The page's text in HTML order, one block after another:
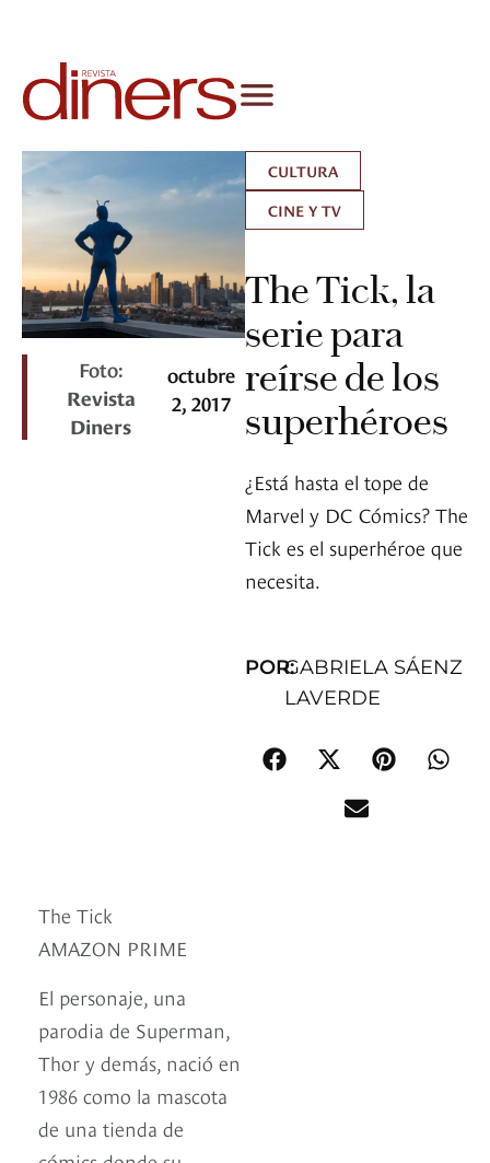
Foto:
Revista
Diners
octubre
2, 2017
CULTURA
CINE Y TV
The Tick, la
serie para
reírse de los
superhéroes
¿Está hasta el tope de
Marvel y DC Cómics? The
Tick es el superhéroe que
necesita.
POR:GABRIELA SÁENZ
LAVERDE
The Tick
AMAZON PRIME
El personaje, una
parodia de Superman,
Thor y demás, nació en
1986 como la mascota
de una tienda de